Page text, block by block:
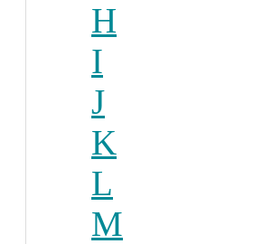
H
I
J
K
L
M